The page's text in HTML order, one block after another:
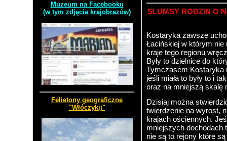
Muzeum na Facebooku
(w tym zdjęcia krajobrazów)
Felietony geograficzne
"Włóczykij"
SLUMSY RODZIN O
Kostaryka zawsze
Łacińskiej w którym
kraje tego regionu
Były to dzielnice do
Tymczasem Kostaryka
jeśli miała to były to i
oraz na mniejszą skalę
Dzisiaj można
twierdzenie na wyrost,
krajach ościennych.
mniejszych dochodach
nie są to rejony które